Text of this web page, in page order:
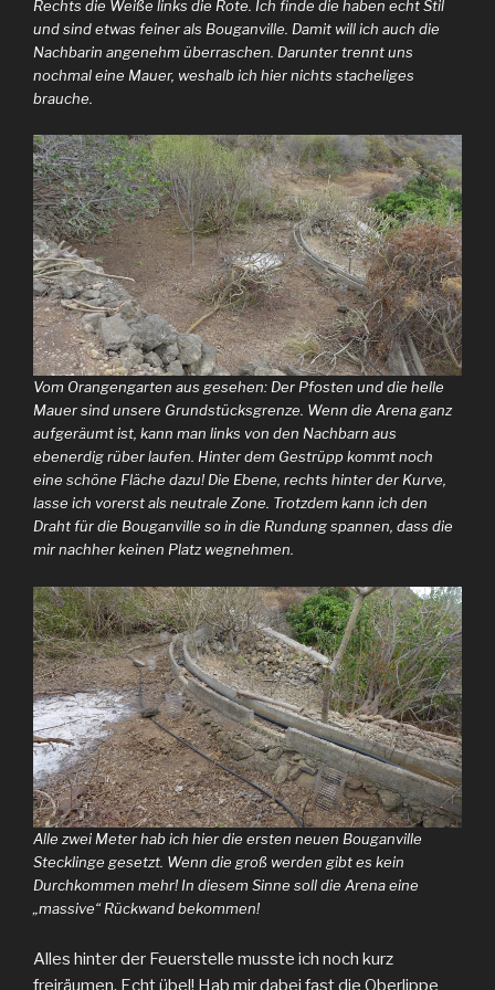
Rechts die Weiße links die Rote. Ich finde die haben echt Stil
und sind etwas feiner als Bouganville. Damit will ich auch die
Nachbarin angenehm überraschen. Darunter trennt uns
nochmal eine Mauer, weshalb ich hier nichts stacheliges
brauche.
Vom Orangengarten aus gesehen: Der Pfosten und die helle
Mauer sind unsere Grundstücksgrenze. Wenn die Arena ganz
aufgeräumt ist, kann man links von den Nachbarn aus
ebenerdig rüber laufen. Hinter dem Gestrüpp kommt noch
eine schöne Fläche dazu! Die Ebene, rechts hinter der Kurve,
lasse ich vorerst als neutrale Zone. Trotzdem kann ich den
Draht für die Bouganville so in die Rundung spannen, dass die
mir nachher keinen Platz wegnehmen.
Alle zwei Meter hab ich hier die ersten neuen Bouganville
Stecklinge gesetzt. Wenn die groß werden gibt es kein
Durchkommen mehr! In diesem Sinne soll die Arena eine
„massive“ Rückwand bekommen!
Alles hinter der Feuerstelle musste ich noch kurz
freiräumen. Echt übel! Hab mir dabei fast die Oberlippe